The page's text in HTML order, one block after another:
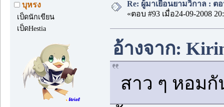
บุหรง
เป็ดนักเขียน
เป็ดHestia
Re: ผู้มาเยือนยามวิกาล : ต
«ตอบ #93 เมื่อ24-09-2008
อ้างจาก:
สาว ๆ หอม